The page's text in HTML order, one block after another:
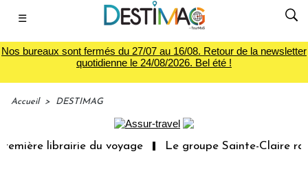
☰
Nos bureaux sont fermés du 27/07 au 16/08. Retour de la newsletter
quotidienne le 24/08/2026. Bel été !
Accueil > DESTIMAG
librairie du voyage Le groupe Sainte-Claire